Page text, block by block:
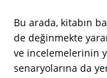
Bu arada, kitabın
de değinmekte
ve incelemelerinin
senaryolarına da